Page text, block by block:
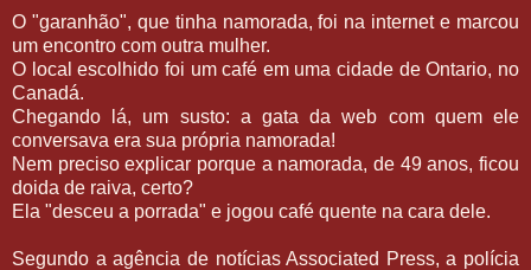
O "garanhão", que tinha namorada, foi na internet e marcou
um encontro com outra mulher.
O local escolhido foi um café em uma cidade de Ontario, no
Canadá.
Chegando lá, um susto: a gata da web com quem ele
conversava era sua própria namorada!
Nem preciso explicar porque a namorada, de 49 anos, ficou
doida de raiva, certo?
Ela "desceu a porrada" e jogou café quente na cara dele.
Segundo a agência de notícias Associated Press, a polícia